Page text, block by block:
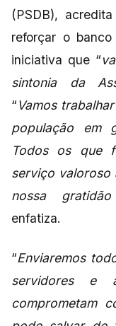
(PSDB),
reforçar o
iniciativa que “
sintonia da
“Vamos
população em
Todos os que
serviço valoroso
nossa
enfatiza.
“Enviaremos
servidores e
comprometam